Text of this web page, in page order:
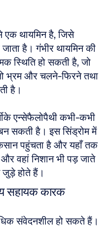
एक थायमिन है, जिसे
है। गंभीर थायमिन की
स्थिति हो सकती है, जो
भ्रम और चलने-फिरने तथा
है।
एन्सेफैलोपैथी कभी-कभी
सकती है। इस सिंड्रोम में
पहुंचता है और यहाँ तक
वहां निशान भी पड़ जाते
जुड़े होते हैं।
सहायक कारक
संवेदनशील हो सकते हैं।